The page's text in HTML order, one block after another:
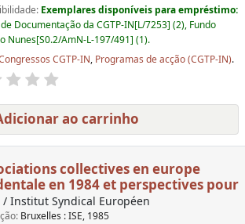
Exemplares disponíveis para empréstimo:
Documentação da CGTP-IN[L/7253] (2), Fundo
Nunes[S0.2/AmN-L-197/491] (1).
CGTP-IN, Programas de acção (CGTP-IN).
ao carrinho
collectives en europe
en 1984 et perspectives pour
/ Institut Syndical Européen
Bruxelles : ISE, 1985